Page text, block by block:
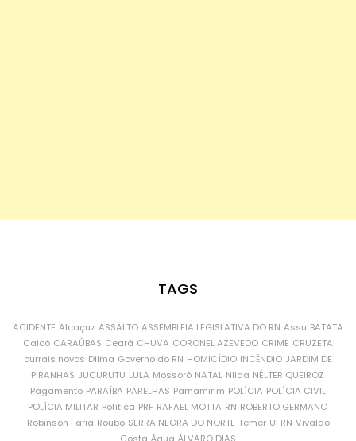
TAGS
ACIDENTE Alcaçuz ASSALTO ASSEMBLEIA LEGISLATIVA DO RN Assu BATATA
Caicó CARAÚBAS Ceará CHUVA CORONEL AZEVEDO CRIME CRUZETA
currais novos Dilma Governo do RN HOMICÍDIO INCÊNDIO JARDIM DE
PIRANHAS JUCURUTU LULA Mossoró NATAL Nilda NÉLTER QUEIROZ
Pagamento PARAÍBA PARELHAS Parnamirim POLÍCIA POLÍCIA CIVIL
POLÍCIA MILITAR Política PRF RAFAEL MOTTA RN ROBERTO GERMANO
Robinson Faria Roubo SERRA NEGRA DO NORTE Temer UFRN Vivaldo
Costa Água ÁLVARO DIAS